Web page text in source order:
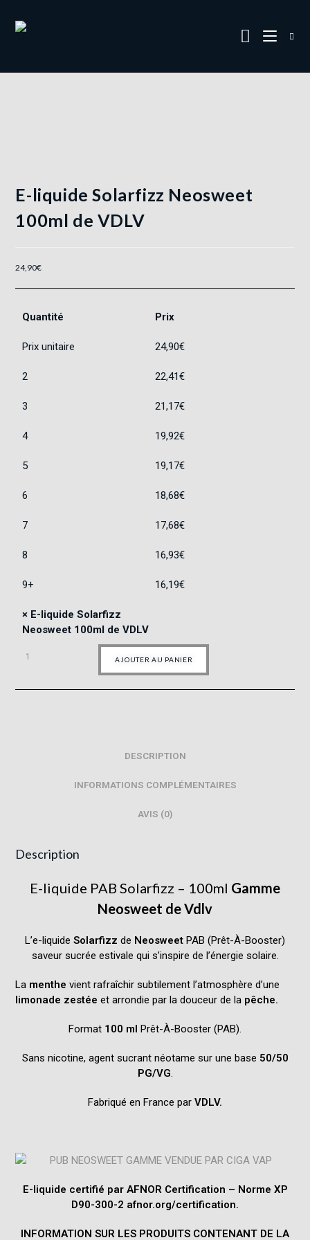
E-liquide Solarfizz Neosweet
100ml de VDLV
24,90€
Quantité Prix
Prix unitaire 24,90€
2 22,41€
3 21,17€
4 19,92€
5 19,17€
6 18,68€
7 17,68€
8 16,93€
9+ 16,19€
× E-liquide Solarfizz
Neosweet 100ml de VDLV
AJOUTER AU PANIER
DESCRIPTION
INFORMATIONS COMPLÉMENTAIRES
AVIS (0)
Description
E-liquide PAB Solarfizz – 100ml Gamme
Neosweet deVdlv
L’e-liquide Solarfizz de Neosweet PAB (Prêt-À-Booster)
saveur sucrée estivale qui s’inspire de l’énergie solaire.
La menthe vient rafraîchir subtilement l’atmosphère d’une
limonade zestée et arrondie par la douceur de la pêche.
Format 100 ml Prêt-À-Booster (PAB).
Sans nicotine, agent sucrant néotame sur une base 50/50
PG/VG
Fabriqué en France par VDLV.
E-liquide certifié par AFNOR Certification – Norme XP
D90-300-2 afnor.org/certification.
INFORMATION SUR LES PRODUITS CONTENANT DE LA